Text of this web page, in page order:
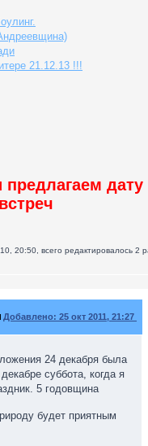
21.12.13 !!!
дату
20:50, всего редактировалось 2
Добавлено: 25 окт 2011, 21:27
24 декабря была
суббота, когда я
5 годовщина
будет приятным